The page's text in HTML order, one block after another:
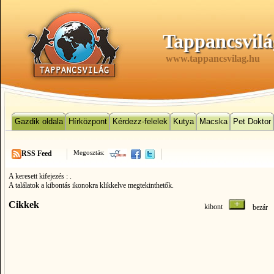
www.tappancsvilag.hu
Gazdik oldala Hírközpont Kérdezz-felelek Kutya Macska Pet Doktor
Megosztás:
RSS Feed
A keresett kifejezés : .
A találatok a kibontás ikonokra klikkelve megtekinthetők.
Cikkek kibont